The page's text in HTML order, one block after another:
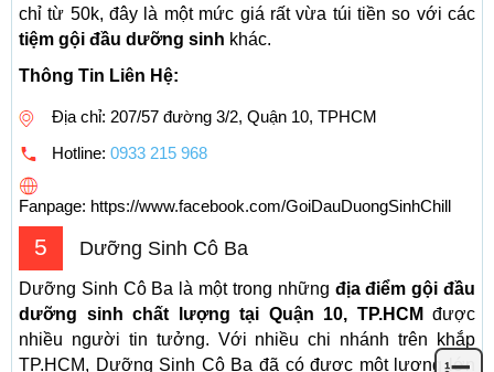
chỉ từ 50k, đây là một mức giá rất vừa túi tiền so với các
tiệm gội đầu dưỡng sinh khác.
Thông Tin Liên Hệ:
Địa chỉ: 207/57 đường 3/2, Quận 10, TPHCM
Hotline: 0933 215 968
Fanpage: https://www.facebook.com/GoiDauDuongSinhChill
5 Dưỡng Sinh Cô Ba
Dưỡng Sinh Cô Ba là một trong những địa điểm gội đầu
dưỡng sinh chất lượng tại Quận 10, TP.HCM được
nhiều người tin tưởng. Với nhiều chi nhánh trên khắp
TP.HCM, Dưỡng Sinh Cô Ba đã có được một lượng lớn